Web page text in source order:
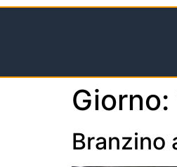
Giorno:
Branzino